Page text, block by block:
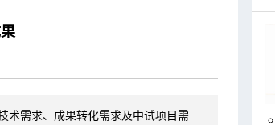
术需求、成果转化需求及中试项目需